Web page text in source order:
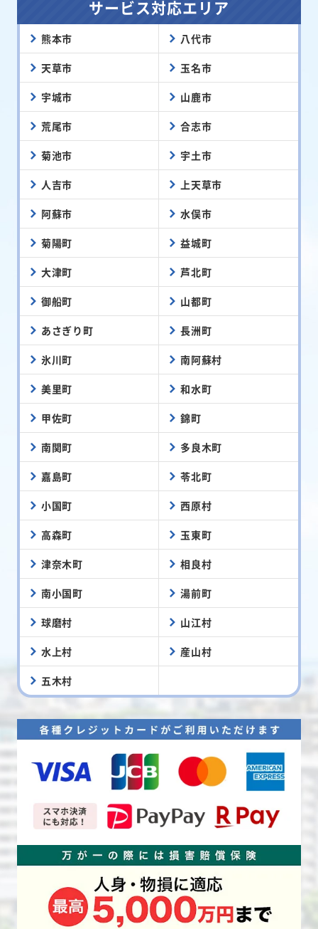
サービス対応エリア
熊本市 八代市
天草市 玉名市
宇城市 山鹿市
荒尾市 合志市
菊池市 宇土市
人吉市 上天草市
阿蘇市 水俣市
菊陽町 益城町
大津町 芦北町
御船町 山都町
あさぎり町 長洲町
氷川町 南阿蘇村
美里町 和水町
甲佐町 錦町
南関町 多良木町
嘉島町 苓北町
小国町 西原村
高森町 玉東町
津奈木町 相良村
南小国町 湯前町
球磨村 山江村
水上村 産山村
五木村